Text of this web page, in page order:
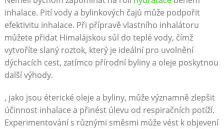
inhalace. Pití vody a bylinkových čajů může podpořit
efektivitu inhalace. Při přípravě vlastního inhalátoru
můžete přidat⁢ Himalájskou sůl do teplé vody,⁤ čímž
vytvoříte slaný roztok, který‍ je ideální pro uvolnění
dýchacích cest,⁢ zatímco přírodní byliny a oleje poskytnou
další výhody.
, jako ⁤jsou éterické oleje a byliny,‍ může významně zlepšit
⁣účinnost inhalace a přinést úlevu od respiračních potíží.
Experimentování ⁣s různými směsmi může vést k objevení